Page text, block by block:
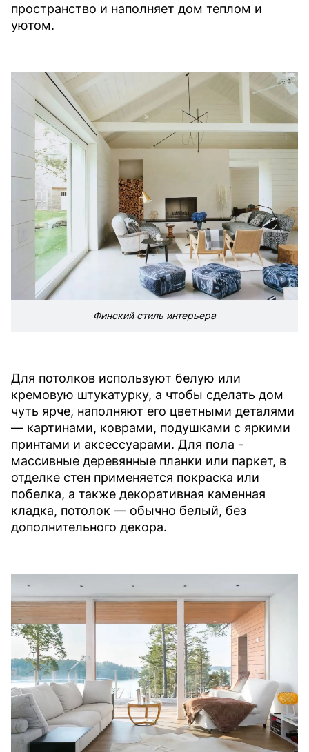
пространство и наполняет дом теплом и
уютом.
Финский стиль интерьера
Для потолков используют белую или
кремовую штукатурку, а чтобы сделать дом
чуть ярче, наполняют его цветными деталями
— картинами, коврами, подушками с яркими
принтами и аксессуарами. Для пола -
массивные деревянные планки или паркет, в
отделке стен применяется покраска или
побелка, а также декоративная каменная
кладка, потолок — обычно белый, без
дополнительного декора.